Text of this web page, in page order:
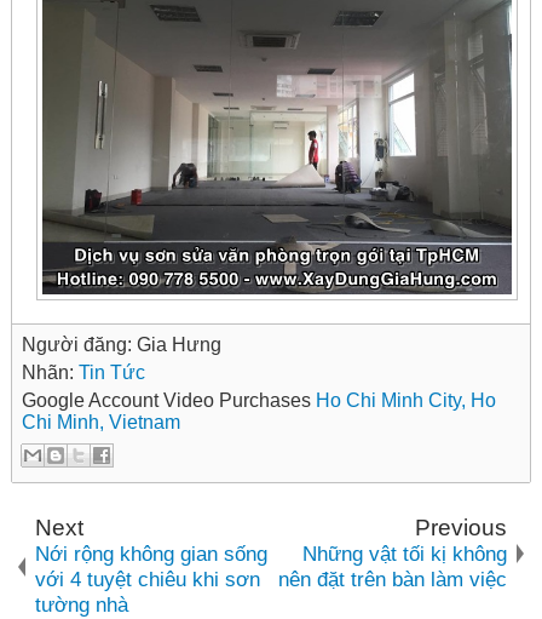
Người đăng: Gia Hưng
Nhãn: Tin Tức
Google Account Video Purchases Ho Chi Minh City, Ho
Chi Minh, Vietnam
Next
Nới rộng không gian sống
với 4 tuyệt chiêu khi sơn
tường nhà
Previous
Những vật tối kị không
nên đặt trên bàn làm việc